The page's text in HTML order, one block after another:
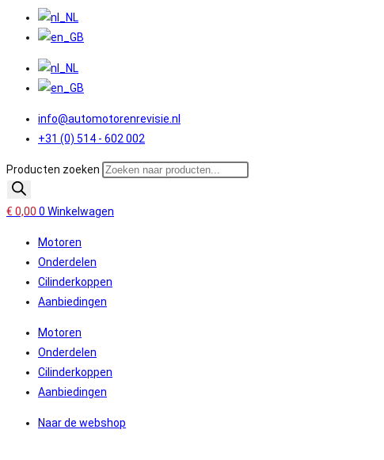
info@automotorenrevisie.nl
+31 (0) 514 - 602 002
Producten zoeken
€ 0,00 0 Winkelwagen
Motoren
Onderdelen
Cilinderkoppen
Aanbiedingen
Motoren
Onderdelen
Cilinderkoppen
Aanbiedingen
Naar de webshop